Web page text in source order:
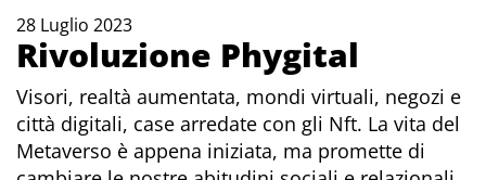
28 Luglio 2023
Rivoluzione Phygital
Visori, realtà aumentata, mondi virtuali, negozi e
città digitali, case arredate con gli Nft. La vita del
Metaverso è appena iniziata, ma promette di